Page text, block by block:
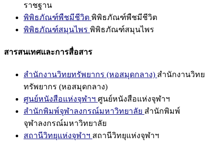
ราชฐาน
พิพิธภัณฑ์พืชมีชีวิต พิพิธภัณฑ์พืชมีชีวิต
พิพิธภัณฑ์สมุนไพร พิพิธภัณฑ์สมุนไพร
สารสนเทศและการสื่อสาร
สำนักงานวิทยทรัพยากร (หอสมุดกลาง) สำนักงานวิทย
ทรัพยากร (หอสมุดกลาง)
ศูนย์หนังสือแห่งจุฬาฯ ศูนย์หนังสือแห่งจุฬาฯ
สำนักพิมพ์จุฬาลงกรณ์มหาวิทยาลัย สำนักพิมพ์
จุฬาลงกรณ์มหาวิทยาลัย
สถานีวิทยุแห่งจุฬาฯ สถานีวิทยุแห่งจุฬาฯ